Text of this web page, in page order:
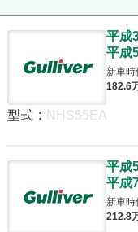
平成
平成
新車時
182.6
型式 : NHS55EA
平成
平成
新車時
212.8